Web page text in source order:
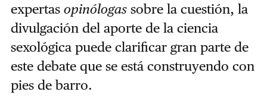
expertas opinólogassobre la cuestión, la
divulgación del aporte de la ciencia
sexológica puede clarificar gran parte de
este debate que se está construyendo con
pies de barro.